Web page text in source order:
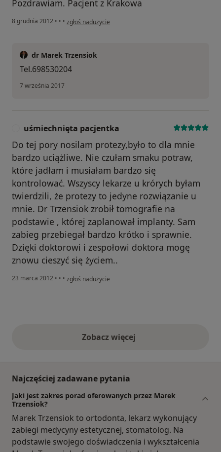
Pozdrawiam. Pacjent z Krakowa
8 grudnia 2012 • • • w opinii użytkownika Konto zostało usunięte
zgłoś nadużycie
dr Marek Trzensiok
Tel.698530204
7 września 2017
uśmiechnięta pacjentka
Do tej pory nosilam protezy,było to dla mnie
bardzo uciążliwe. Nie czułam smaku potraw,
które jadłam i musiałam bardzo się
kontrolować. Wszyscy lekarze u krórych byłam
twierdzili, że protezy to jedyne rozwiązanie u
mnie. Dr Trzensiok zrobił tomografie na
podstawie , której zaplanował implanty. Sam
zabieg przebiegał bardzo krótko i sprawnie.
Dzięki doktorowi i zespołowi doktora mogę
znowu cieszyć się życiem..
23 marca 2012 • • • w opinii użytkownika uśmiechnięta pacjentka
zgłoś nadużycie
Zobacz więcejopinie powyżej
Najczęściej zadawane pytania
Jaki jest zakres porad oferowanych przez Marek
Trzensiok?
Marek Trzensiok to ortodonta, lekarz wykonujący
zabiegi medycyny estetycznej, stomatolog. Na
podstawie swojego doświadczenia i wykształcenia